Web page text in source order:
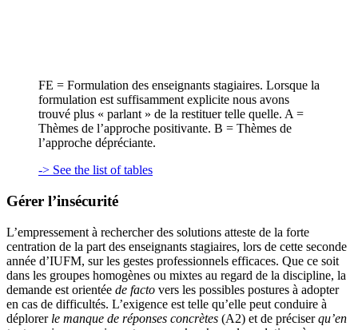
FE = Formulation des enseignants stagiaires. Lorsque la
formulation est suffisamment explicite nous avons
trouvé plus « parlant » de la restituer telle quelle. A =
Thèmes de l’approche positivante. B = Thèmes de
l’approche dépréciante.
-> See the list of tables
Gérer l’insécurité
L’empressement à rechercher des solutions atteste de la forte
centration de la part des enseignants stagiaires, lors de cette seconde
année d’IUFM, sur les gestes professionnels efficaces. Que ce soit
dans les groupes homogènes ou mixtes au regard de la discipline, la
demande est orientée de facto vers les possibles postures à adopter
en cas de difficultés. L’exigence est telle qu’elle peut conduire à
déplorer le manque de réponses concrètes (A2) et de préciserqu’en